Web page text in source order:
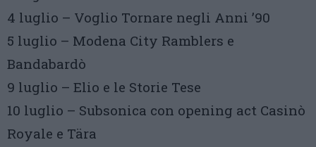
4 luglio – Voglio Tornare negli Anni ’90
5 luglio – Modena City Ramblers e
Bandabardò
9 luglio – Elio e le Storie Tese
10 luglio – Subsonica con opening act Casinò
Royale e Tära